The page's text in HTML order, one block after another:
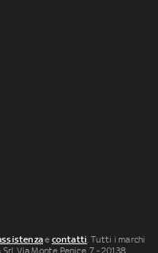
e contatti. Tutti i marchi